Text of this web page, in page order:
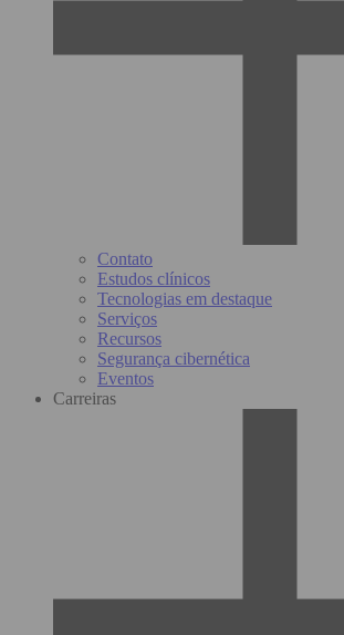
Contato
Estudos clínicos
Tecnologias em destaque
Serviços
Recursos
Segurança cibernética
Eventos
Carreiras